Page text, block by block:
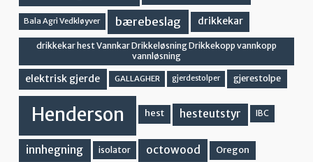
Bala Agri Vedkløyver bærebeslag drikkekar
drikkekar hest Vannkar Drikkeløsning Drikkekopp vannkopp
vannløsning
elektrisk gjerde GALLAGHER gjerdestolper gjerestolpe
Henderson hest hesteutstyr IBC
innhegning isolator octowood Oregon